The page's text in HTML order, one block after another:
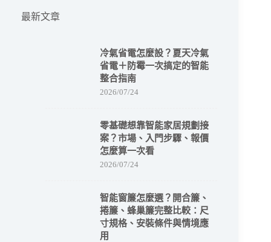
最新文章
冷氣省電怎麼設？夏天冷氣
省電＋防霉一次搞定的智能
整合指南
2026/07/24
零基礎想靠智能家居規劃接
案？市場、入門步驟、報價
怎麼算一次看
2026/07/24
智能窗簾怎麼選？開合簾、
捲簾、蜂巢簾完整比較：尺
寸規格、安裝條件與情境應
用